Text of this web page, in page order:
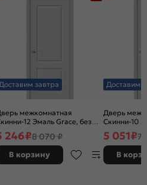
Доставим завтра
межкомнатная
12 Эмаль Grace, без
глухая, без стекла,
кромки, скиновая
246₽8 070 ₽
В корзину
Доставим
Дверь
Скинни-10
декора,
без кромки,
5 051₽7
В